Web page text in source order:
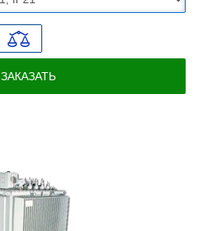
ЗАКАЗАТЬ